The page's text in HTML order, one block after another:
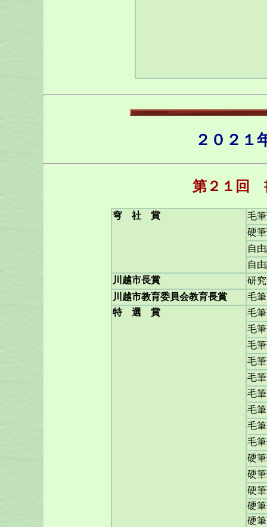
２０２１
第２１回
穹 社 賞
毛
硬
自
自
川越市長賞
研
川越市教育委員会教育長賞
毛
特 選 賞
毛
毛
毛
毛
毛
毛
毛
毛
毛
硬
硬
硬
硬
硬